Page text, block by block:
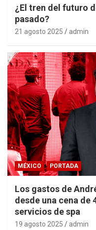
¿El tren del futuro
pasado?
21 agosto 2025 admin
MÉXICO PORTADA
Los gastos de
desde una cena de
servicios de spa
19 agosto 2025 admin